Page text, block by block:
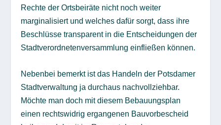
Rechte der Ortsbeiräte nicht noch weiter
marginalisiert und welches dafür sorgt, dass ihre
Beschlüsse transparent in die Entscheidungen der
Stadtverordnetenversammlung einfließen können.
Nebenbei bemerkt ist das Handeln der Potsdamer
Stadtverwaltung ja durchaus nachvollziehbar.
Möchte man doch mit diesem Bebauungsplan
einen rechtswidrig ergangenen Bauvorbescheid